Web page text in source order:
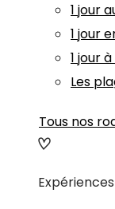
1 jour
1 jour
1 jour
Les
Tous nos
Expériences